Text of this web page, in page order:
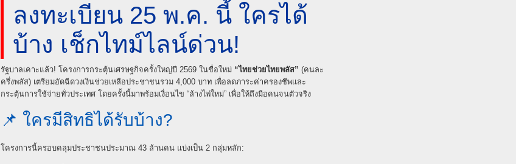
ลงทะเบียน 25 พ.ค. นี้ ใครได้
บ้าง เช็กไทม์ไลน์ด่วน!
รัฐบาลเคาะแล้ว! โครงการกระตุ้นเศรษฐกิจครั้งใหญ่ปี 2569 ในชื่อใหม่ “ไทยช่วยไทยพลัส” (คนละ
ครึ่งพลัส) เตรียมอัดฉีดวงเงินช่วยเหลือประชาชนรวม 4,000 บาท เพื่อลดภาระค่าครองชีพและ
กระตุ้นการใช้จ่ายทั่วประเทศ โดยครั้งนี้มาพร้อมเงื่อนไข “ล้างไพ่ใหม่” เพื่อให้ถึงมือคนจนตัวจริง
📌 ใครมีสิทธิได้รับบ้าง?
โครงการนี้ครอบคลุมประชาชนประมาณ 43 ล้านคน แบ่งเป็น 2 กลุ่มหลัก: